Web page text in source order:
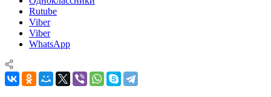
Rutube
Viber
Viber
WhatsApp